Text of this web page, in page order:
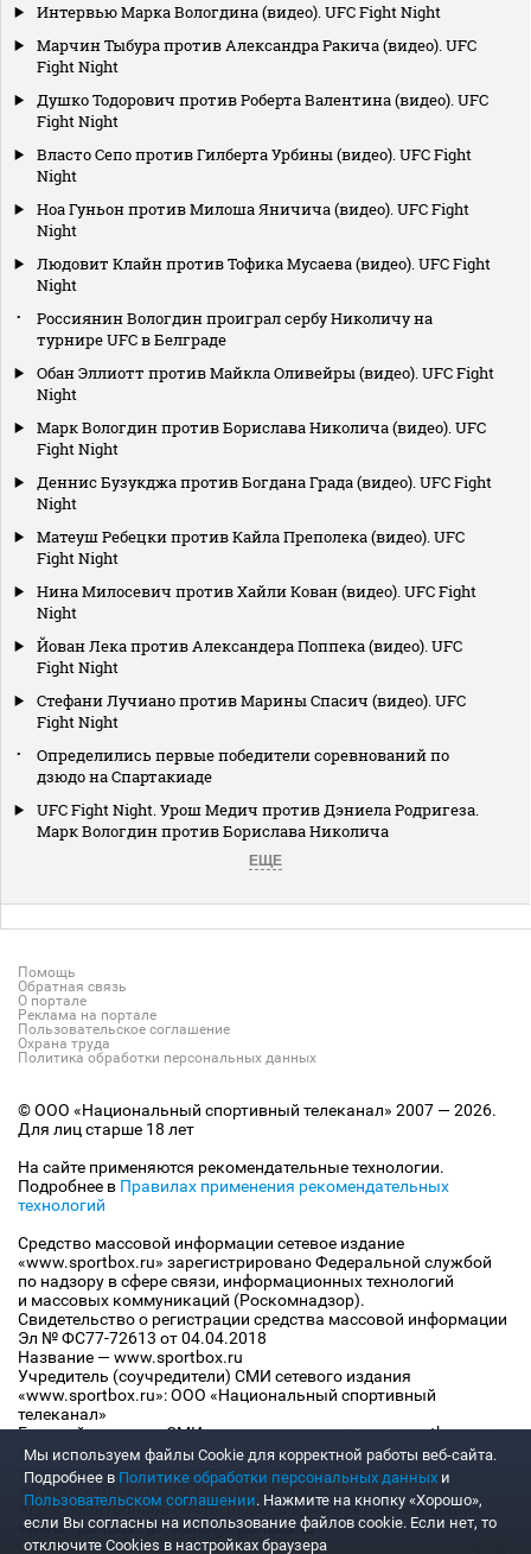
Интервью Марка Вологдина (видео). UFC Fight Night
Марчин Тыбура против Александра Ракича (видео). UFC
Fight Night
Душко Тодорович против Роберта Валентина (видео). UFC
Fight Night
Власто Сепо против Гилберта Урбины (видео). UFC Fight
Night
Ноа Гуньон против Милоша Яничича (видео). UFC Fight
Night
Людовит Клайн против Тофика Мусаева (видео). UFC Fight
Night
Россиянин Вологдин проиграл сербу Николичу на
турнире UFC в Белграде
Обан Эллиотт против Майкла Оливейры (видео). UFC Fight
Night
Марк Вологдин против Борислава Николича (видео). UFC
Fight Night
Деннис Бузукджа против Богдана Града (видео). UFC Fight
Night
Матеуш Ребецки против Кайла Преполека (видео). UFC
Fight Night
Нина Милосевич против Хайли Кован (видео). UFC Fight
Night
Йован Лека против Александера Поппека (видео). UFC
Fight Night
Стефани Лучиано против Марины Спасич (видео). UFC
Fight Night
Определились первые победители соревнований по
дзюдо на Спартакиаде
UFC Fight Night. Урош Медич против Дэниела Родригеза.
Марк Вологдин против Борислава Николича
ЕЩЕ
Помощь
Обратная связь
О портале
Реклама на портале
Пользовательское соглашение
Охрана труда
Политика обработки персональных данных
© ООО «Национальный спортивный телеканал» 2007 — 2026.
Для лиц старше 18 лет
На сайте применяются рекомендательные технологии.
Подробнее в Правилах применения рекомендательных
технологий
Средство массовой информации сетевое издание
«www.sportbox.ru» зарегистрировано Федеральной службой
по надзору в сфере связи, информационных технологий
и массовых коммуникаций (Роскомнадзор).
Свидетельство о регистрации средства массовой информации
Эл № ФС77-72613 от 04.04.2018
Название — www.sportbox.ru
Учредитель (соучредители) СМИ сетевого издания
«www.sportbox.ru»: ООО «Национальный спортивный
телеканал»
Главный редактор СМИ сетевого издания «www.sportbox.ru»:
Конов В.А.
Номер телефона редакции СМИ сетевого издания
«www.sportbox.ru»: +7 (495) 653 8419
Адрес электронной почты редакции СМИ сетевого издания
«www.sportbox.ru»: editor@sportbox.ru
Мы используем файлы Сookie для корректной работы веб-сайта.
Подробнее в Политике обработки персональных данных и
Пользовательском соглашении. Нажмите на кнопку «Хорошо»,
если Вы согласны на использование файлов cookie. Если нет, то
отключите Cookies в настройках браузера